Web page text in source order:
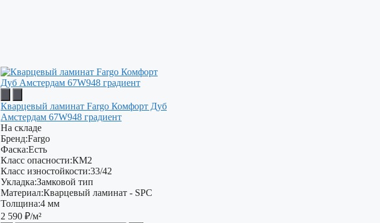
Кварцевый ламинат Fargo Комфорт Дуб
Амстердам 67W948 градиент
На складе
Бренд:Fargo
Фаска:Есть
Класс опасности:КМ2
Класс изностойкости:33/42
Укладка:Замковой тип
Материал:Кварцевый ламинат - SPC
Толщина:4 мм
2 590 ₽/м²